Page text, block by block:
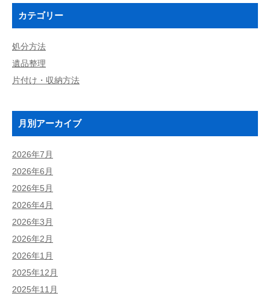
カテゴリー
処分方法
遺品整理
片付け・収納方法
月別アーカイブ
2026年7月
2026年6月
2026年5月
2026年4月
2026年3月
2026年2月
2026年1月
2025年12月
2025年11月